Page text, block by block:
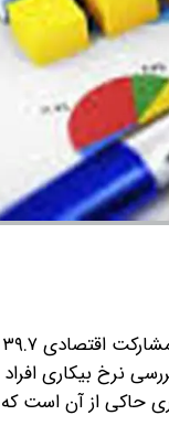
بیکاری حاکی از آن